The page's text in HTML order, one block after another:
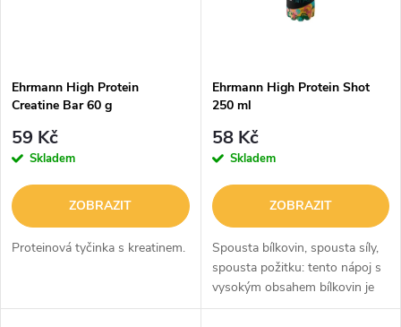
p
r
o
d
s
p
r
o
d
u
Ehrmann High Protein
Creatine Bar 60 g
59 Kč
Skladem
ZOBRAZIT
Proteinová tyčinka s kreatinem.
Ehrmann High Protein Shot
250 ml
58 Kč
Skladem
ZOBRAZIT
Spousta bílkovin, spousta síly,
spousta požitku: tento nápoj s
vysokým obsahem bílkovin je
obzvláště chutný. Obsahuje 20